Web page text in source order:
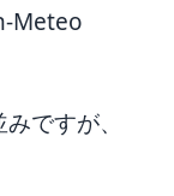
Meteo
ですが、